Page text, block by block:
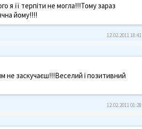
я її терпіти не могла!!!Тому зараз
йому!!!!
12.02.2011 18:41
не заскучаєш!!!Веселий і позитивний
12.02.2011 01:28